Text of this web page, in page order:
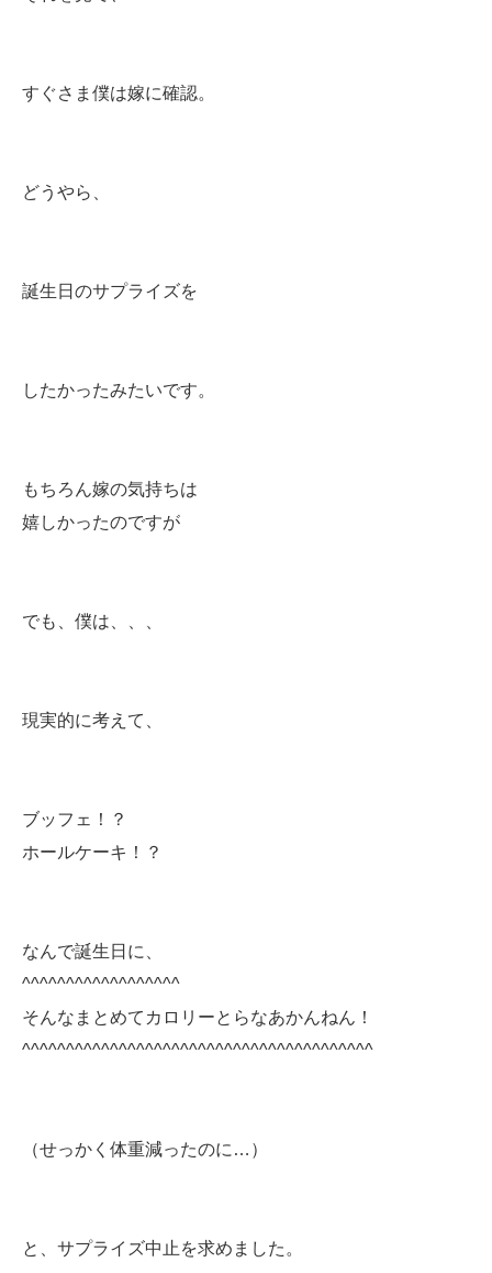
すぐさま僕は嫁に確認。
どうやら、
誕生日のサプライズを
したかったみたいです。
もちろん嫁の気持ちは
嬉しかったのですが
でも、僕は、、、
現実的に考えて、
ブッフェ！？
ホールケーキ！？
なんで誕生日に、
^^^^^^^^^^^^^^^^^^
そんなまとめてカロリーとらなあかんねん！
^^^^^^^^^^^^^^^^^^^^^^^^^^^^^^^^^^^^^^^^
（せっかく体重減ったのに…）
と、サプライズ中止を求めました。